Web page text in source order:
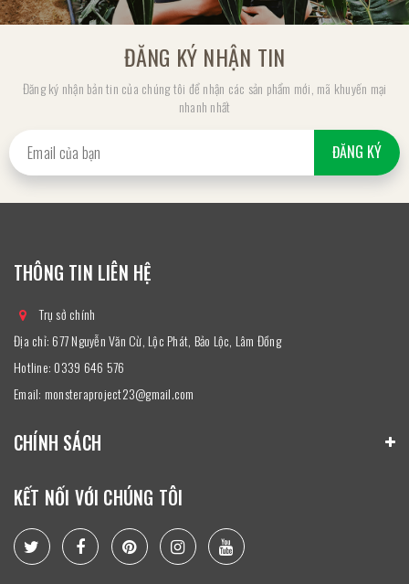
ĐĂNG KÝ NHẬN TIN
Đăng ký nhận bản tin của chúng tôi để nhận các sản phẩm mới, mã khuyến mại
nhanh nhất
ĐĂNG KÝ
THÔNG TIN LIÊN HỆ
Trụ sở chính
Địa chỉ: 677 Nguyễn Văn Cừ, Lộc Phát, Bảo Lộc, Lâm Đồng
Hotline: 0339 646 576
Email: monsteraproject23@gmail.com
CHÍNH SÁCH
KẾT NỐI VỚI CHÚNG TÔI